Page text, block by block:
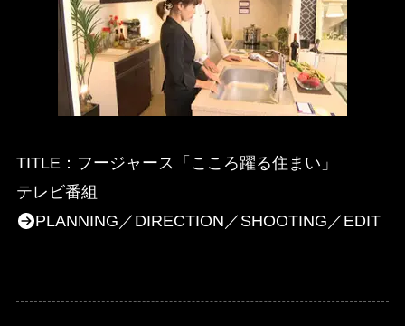
TITLE：フージャース「こころ躍る住まい」
テレビ番組
PLANNING／DIRECTION／SHOOTING／EDIT